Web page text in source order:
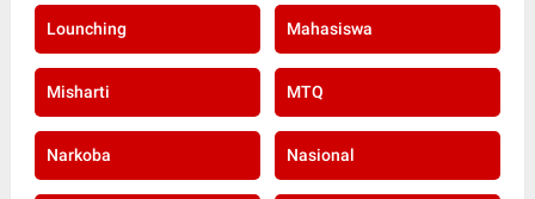
Lounching Mahasiswa
Misharti MTQ
Narkoba Nasional